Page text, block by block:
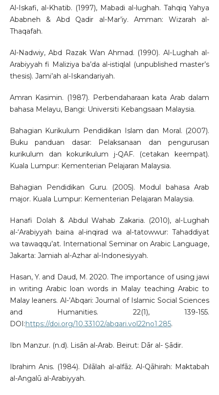
Al-Iskafi, al-Khatib. (1997), Mabadi al-lughah. Tahqiq Yahya
Ababneh & Abd Qadir al-Mar’iy. Amman: Wizarah al-
Thaqafah.
Al-Nadwiy, Abd Razak Wan Ahmad. (1990). Al-Lughah al-
Arabiyyah fi Maliziya ba’da al-istiqlal (unpublished master’s
thesis). Jami’ah al-Iskandariyah.
Amran Kasimin. (1987). Perbendaharaan kata Arab dalam
bahasa Melayu, Bangi: Universiti Kebangsaan Malaysia.
Bahagian Kurikulum Pendidikan Islam dan Moral. (2007).
Buku panduan dasar: Pelaksanaan dan pengurusan
kurikulum dan kokurikulum j-QAF. (cetakan keempat).
Kuala Lumpur: Kementerian Pelajaran Malaysia.
Bahagian Pendidikan Guru. (2005). Modul bahasa Arab
major. Kuala Lumpur: Kementerian Pelajaran Malaysia.
Hanafi Dolah & Abdul Wahab Zakaria. (2010), al-Lughah
al-‘Arabiyyah baina al-inqirad wa al-tatowwur: Tahaddiyat
wa tawaqqu’at. International Seminar on Arabic Language,
Jakarta: Jamiah al-Azhar al-Indonesiyyah.
Hasan, Y. and Daud, M. 2020. The importance of using jawi
in writing Arabic loan words in Malay teaching Arabic to
Malay leaners. Al-’Abqari: Journal of Islamic Social Sciences
and Humanities. 22(1), 139-155.
DOI:https://doi.org/10.33102/abqari.vol22no1.285.
Ibn Manzur. (n.d). Lisān al-Arab. Beirut: Dār al- Ṣādir.
Ibrahim Anis. (1984). Dilālah al-alfāż. Al-Qāhirah: Maktabah
al-Angalū al-Arabiyyah.